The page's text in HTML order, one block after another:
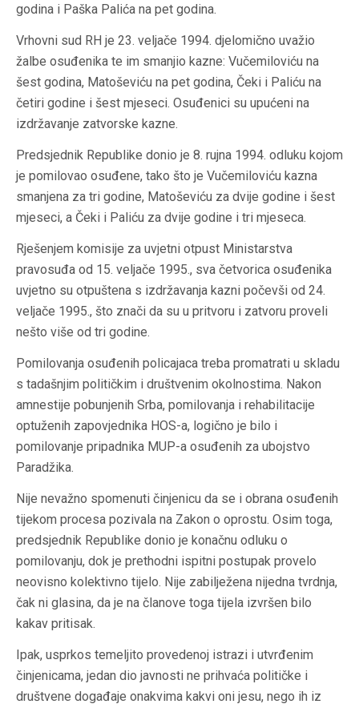
godina i Paška Palića na pet godina.
Vrhovni sud RH je 23. veljače 1994. djelomično uvažio
žalbe osuđenika te im smanjio kazne: Vučemiloviću na
šest godina, Matoševiću na pet godina, Čeki i Paliću na
četiri godine i šest mjeseci. Osuđenici su upućeni na
izdržavanje zatvorske kazne.
Predsjednik Republike donio je 8. rujna 1994. odluku kojom
je pomilovao osuđene, tako što je Vučemiloviću kazna
smanjena za tri godine, Matoševiću za dvije godine i šest
mjeseci, a Čeki i Paliću za dvije godine i tri mjeseca.
Rješenjem komisije za uvjetni otpust Ministarstva
pravosuđa od 15. veljače 1995., sva četvorica osuđenika
uvjetno su otpuštena s izdržavanja kazni počevši od 24.
veljače 1995., što znači da su u pritvoru i zatvoru proveli
nešto više od tri godine.
Pomilovanja osuđenih policajaca treba promatrati u skladu
s tadašnjim političkim i društvenim okolnostima. Nakon
amnestije pobunjenih Srba, pomilovanja i rehabilitacije
optuženih zapovjednika HOS-a, logično je bilo i
pomilovanje pripadnika MUP-a osuđenih za ubojstvo
Paradžika.
Nije nevažno spomenuti činjenicu da se i obrana osuđenih
tijekom procesa pozivala na Zakon o oprostu. Osim toga,
predsjednik Republike donio je konačnu odluku o
pomilovanju, dok je prethodni ispitni postupak provelo
neovisno kolektivno tijelo. Nije zabilježena nijedna tvrdnja,
čak ni glasina, da je na članove toga tijela izvršen bilo
kakav pritisak.
Ipak, usprkos temeljito provedenoj istrazi i utvrđenim
činjenicama, jedan dio javnosti ne prihvaća političke i
društvene događaje onakvima kakvi oni jesu, nego ih iz